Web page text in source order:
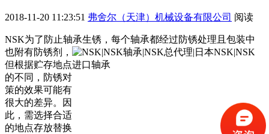
2018-11-20 11:23:51 弗舍尔（天津）机械设备有限公司 阅读
NSK为了防止轴承生锈，每个轴承都经过防锈处理且包装中
也附有防锈剂，
但根据贮存地点
的不同，防锈对
策的效果可能有
很大的差异。因
此，需选择合适
的地点存放替换